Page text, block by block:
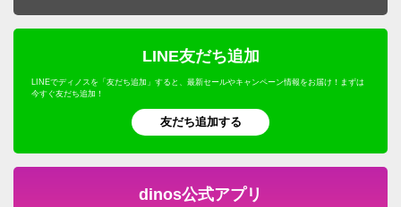
LINE友だち追加
LINEでディノスを「友だち追加」すると、最新セールやキャンペーン情報をお届け！まずは
今すぐ友だち追加！
友だち追加する
dinos公式アプリ